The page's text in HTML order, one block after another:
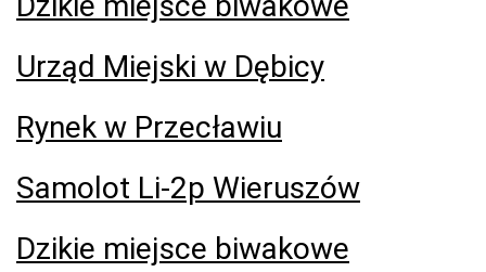
Urząd Miejski w Dębicy
Rynek w Przecławiu
Samolot Li-2p Wieruszów
Dzikie miejsce biwakowe